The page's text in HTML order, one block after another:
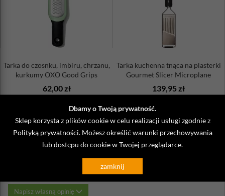
Dbamy o Twoją prywatność.
Sklep korzysta z plików cookie w celu realizacji usługi zgodnie z
Polityką prywatności. Możesz określić warunki przechowywania
lub dostępu do cookie w Twojej przeglądarce.
zamknij
Tarka do czosnku, imbiru, chrzanu,
kurkumy OXO Good Grips
62,00 zł
Tarka kuchenna tnąca na plasterki
Gourmet Slicer Microplane
139,95 zł
Opinie o Tarka kuchenna z pojemnikiem
Mini-X-Reiba Lurch
Napisz własną opinię